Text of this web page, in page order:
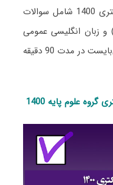
و زبان انگلیسی عمومی در کنکور دکتری 1400 شامل سوالات
تحصیلی (30 سوال) و زبان انگلیسی عمومی
(30 سوال) بود که همه داوطلبان می‌بایست در مدت 90 دقیقه
علوم پایه 1400